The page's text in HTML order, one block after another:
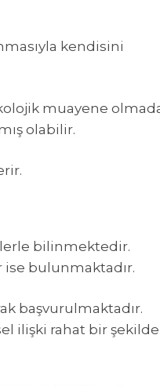
kendisini
muayene
olabilir.
bilinmektedir.
ise bulunmaktadır.
başvurulmaktadır.
ilişki rahat bir şekilde